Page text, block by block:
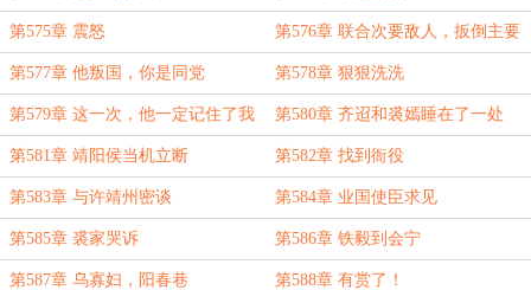
第575章 震怒 第576章 联合次要敌人，扳倒主要
敌人
第577章 他叛国，你是同党 第578章 狠狠洗洗
第579章 这一次，他一定记住了我 第580章 齐迢和裘嫣睡在了一处
第581章 靖阳侯当机立断 第582章 找到衙役
第583章 与许靖州密谈 第584章 业国使臣求见
第585章 裘家哭诉 第586章 铁毅到会宁
第587章 乌寡妇，阳春巷 第588章 有赏了！